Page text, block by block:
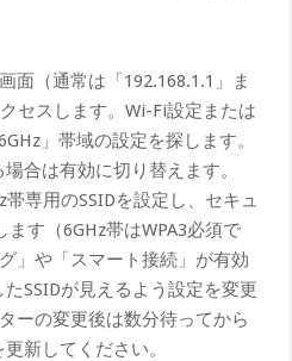
面（通常は「192.168.1.1」ま
セスします。Wi-Fi設定または
」帯域の設定を探します。
合は有効に切り替えます。
専用のSSIDを設定し、セキュ
ます（6GHz帯はWPA3必須で
」や「スマート接続」が有効
SSIDが見えるよう設定を変更
ーの変更後は数分待ってから
新してください。